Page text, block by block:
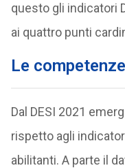
questo gli indicatori
ai quattro punti
Le
Dal DESI 2021
rispetto agli
abilitanti. A parte il